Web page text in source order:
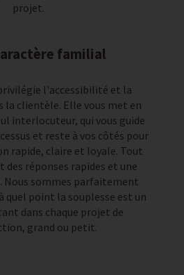
projet.
familial
l'accessibilité et la
la clientèle. Elle vous met en
interlocuteur, qui vous guide
et reste à vos côtés pour
rapide, claire et loyale. Tout
des réponses rapides et une
sommes parfaitement
quel point la souplesse est un
dans chaque projet de
grand ou petit.